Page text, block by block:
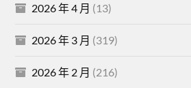
2026 年 4 月 (13)
2026 年 3 月 (319)
2026 年 2 月 (216)